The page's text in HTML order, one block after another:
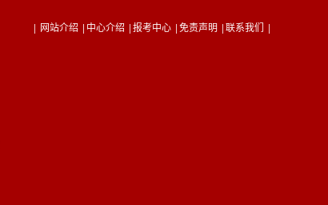
| 网站介绍 | 中心介绍 |报考中心 |免责声明 |联系我们 |